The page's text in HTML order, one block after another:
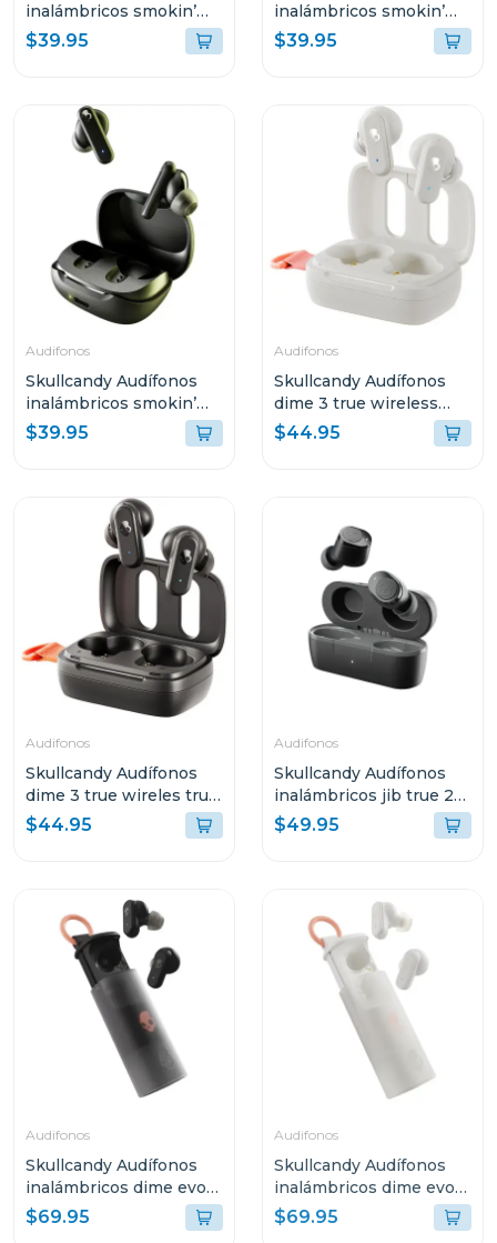
inalámbricos smokin’
buds peppy blue t990
$39.95
inalámbricos smokin’
buds bone orange glow
r951
$39.95
Audifonos
Skullcandy Audífonos
inalámbricos smokin’
buds true black r740
$39.95
Audifonos
Skullcandy Audífonos
dime 3 true wireless
bone orange glow r951
$44.95
Audifonos
Skullcandy Audífonos
dime 3 true wireles true
black r740
$44.95
Audifonos
Skullcandy Audífonos
inalámbricos jib true 2
negro p740
$49.95
Audifonos
Skullcandy Audífonos
inalámbricos dime evo
negro s740
$69.95
Audifonos
Skullcandy Audífonos
inalámbricos dime evo
blanco s951
$69.95